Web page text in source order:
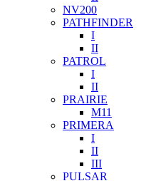
NV200
PATHFINDER
I
II
PATROL
I
II
PRAIRIE
M11
PRIMERA
I
II
III
PULSAR